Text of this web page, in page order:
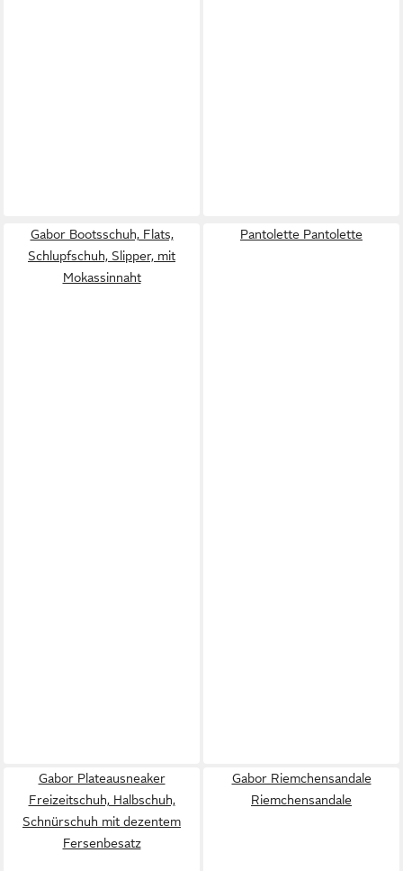
Gabor Bootsschuh, Flats,
Schlupfschuh, Slipper, mit
Mokassinnaht
Pantolette Pantolette
Gabor Plateausneaker
Freizeitschuh, Halbschuh,
Schnürschuh mit dezentem
Fersenbesatz
Gabor Riemchensandale
Riemchensandale